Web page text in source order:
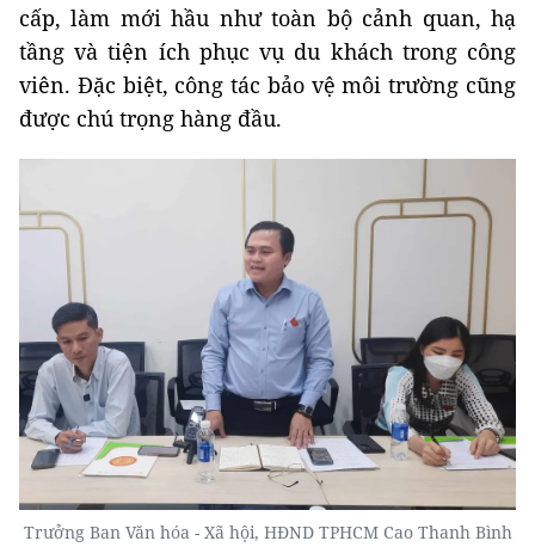
cấp, làm mới hầu như toàn bộ cảnh quan, hạ
tầng và tiện ích phục vụ du khách trong công
viên. Đặc biệt, công tác bảo vệ môi trường cũng
được chú trọng hàng đầu.
Trưởng Ban Văn hóa - Xã hội, HĐND TPHCM Cao Thanh Bình